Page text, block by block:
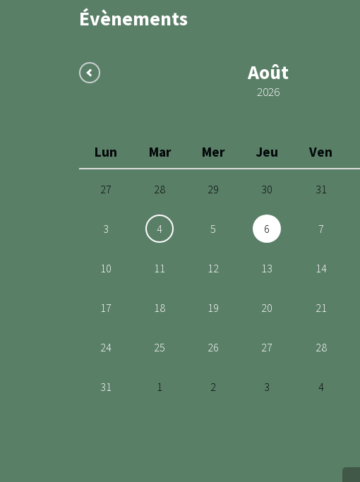
Évènements
Août
2026
Lun Mar Mer Jeu Ven
27 28 29 30 31
3 4 5 6 7
10 11 12 13 14
17 18 19 20 21
24 25 26 27 28
31 1 2 3 4